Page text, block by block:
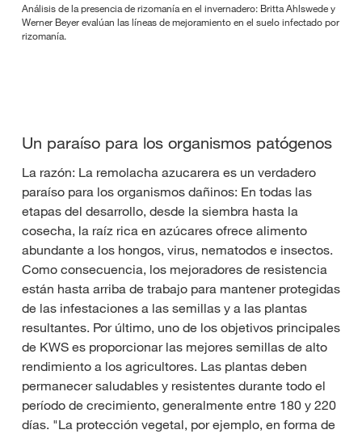
Análisis de la presencia de rizomanía en el invernadero: Britta Ahlswede y
Werner Beyer evalúan las líneas de mejoramiento en el suelo infectado por
rizomanía.
Un paraíso para los organismos patógenos
La razón: La remolacha azucarera es un verdadero
paraíso para los organismos dañinos: En todas las
etapas del desarrollo, desde la siembra hasta la
cosecha, la raíz rica en azúcares ofrece alimento
abundante a los hongos, virus, nematodos e insectos.
Como consecuencia, los mejoradores de resistencia
están hasta arriba de trabajo para mantener protegidas
de las infestaciones a las semillas y a las plantas
resultantes. Por último, uno de los objetivos principales
de KWS es proporcionar las mejores semillas de alto
rendimiento a los agricultores. Las plantas deben
permanecer saludables y resistentes durante todo el
período de crecimiento, generalmente entre 180 y 220
días. "La protección vegetal, por ejemplo, en forma de